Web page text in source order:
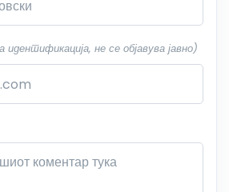
идентификација, не се објавува јавно)